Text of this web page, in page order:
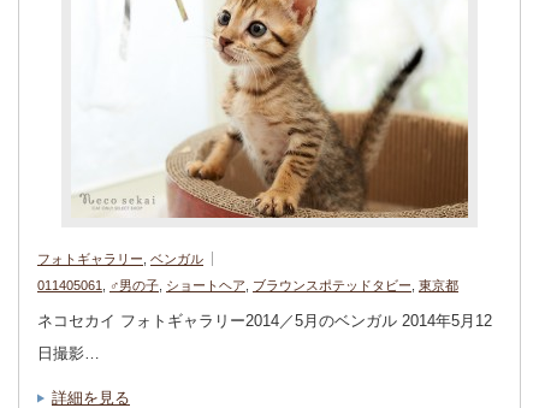
フォトギャラリー ベンガル
011405061
♂男の子 ショートヘア ブラウンスポテッドタビー 東京都
ネコセカイ フォトギャラリー2014／5月のベンガル 2014年5月12
日撮影…
詳細を見る